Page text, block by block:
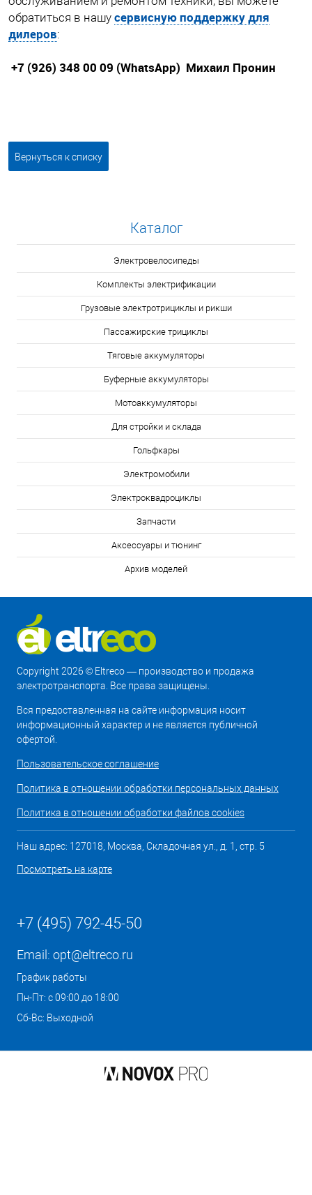
обратиться в нашу сервисную поддержку для
дилеров:
+7 (926) 348 00 09 (WhatsApp) Михаил Пронин
Вернуться к списку
Каталог
Электровелосипеды
Комплекты электрификации
Грузовые электротрициклы и рикши
Пассажирские трициклы
Тяговые аккумуляторы
Буферные аккумуляторы
Мотоаккумуляторы
Для стройки и склада
Гольфкары
Электромобили
Электроквадроциклы
Запчасти
Аксессуары и тюнинг
Архив моделей
Copyright 2026 © Eltreco — производство и продажа
электротранспорта. Все права защищены.
Вся предоставленная на сайте информация носит
информационный характер и не является публичной
офертой.
Пользовательское соглашение
Политика в отношении обработки персональных данных
Политика в отношении обработки файлов cookies
Наш адрес: 127018, Москва, Складочная ул., д. 1, стр. 5
Посмотреть на карте
+7 (495) 792-45-50
Email: opt@eltreco.ru
График работы
Пн-Пт: с 09:00 до 18:00
Сб-Вс: Выходной